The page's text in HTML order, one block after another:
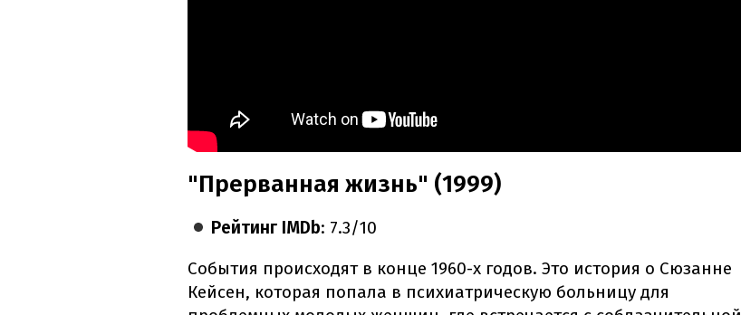
"Прерванная жизнь" (1999)
Рейтинг IMDb: 7.3/10
События происходят в конце 1960-х годов. Это история о Сюзанне
Кейсен, которая попала в психиатрическую больницу для